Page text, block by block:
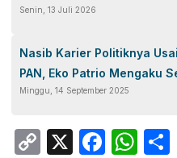
Senin, 13 Juli 2026
Nasib Karier Politiknya
PAN, Eko Patrio Mengaku
Keputusan pada Zulhas
Minggu, 14 September 2025
Copy
X